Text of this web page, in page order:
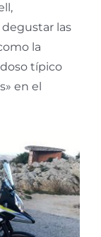
las
la
típico
en el